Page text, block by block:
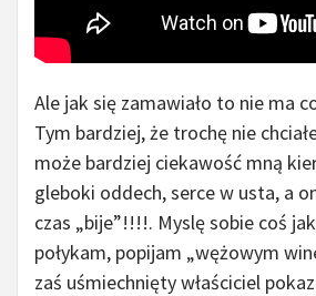
Ale jak się zamawiało to nie ma
Tym bardziej, że trochę nie
może bardziej ciekawość mną
gleboki oddech, serce w usta, a
czas „bije”!!!!. Myslę sobie coś
połykam, popijam „wężowym
zaś uśmiechnięty właściciel